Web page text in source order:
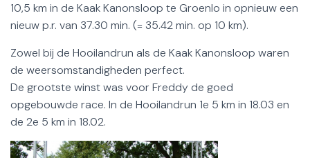
10,5 km in de Kaak Kanonsloop te Groenlo in opnieuw een
nieuw p.r. van 37.30 min. (= 35.42 min. op 10 km).
Zowel bij de Hooilandrun als de Kaak Kanonsloop waren
de weersomstandigheden perfect.
De grootste winst was voor Freddy de goed
opgebouwde race. In de Hooilandrun 1e 5 km in 18.03 en
de 2e 5 km in 18.02.